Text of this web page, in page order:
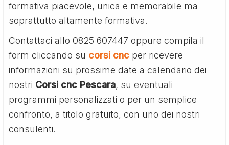
formativa piacevole, unica e memorabile ma
soprattutto altamente formativa.
Contattaci allo 0825 607447 oppure compila il
form cliccando su corsi cnc per ricevere
informazioni su prossime date a calendario dei
nostri Corsi cnc Pescara, su eventuali
programmi personalizzati o per un semplice
confronto, a titolo gratuito, con uno dei nostri
consulenti.